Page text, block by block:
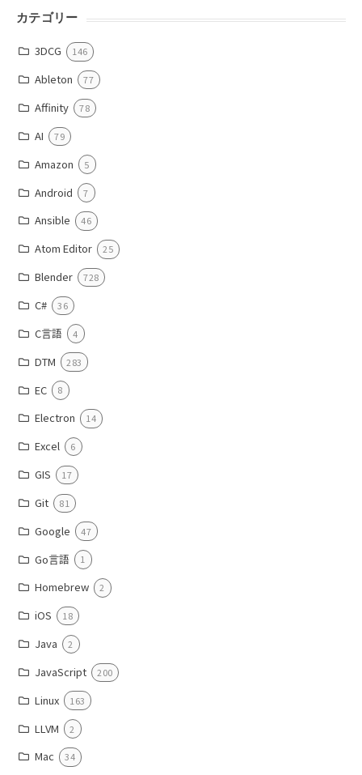
カテゴリー
3DCG 146
Ableton 77
Affinity 78
AI 79
Amazon 5
Android 7
Ansible 46
Atom Editor 25
Blender 728
C# 36
C言語 4
DTM 283
EC 8
Electron 14
Excel 6
GIS 17
Git 81
Google 47
Go言語 1
Homebrew 2
iOS 18
Java 2
JavaScript 200
Linux 163
LLVM 2
Mac 34